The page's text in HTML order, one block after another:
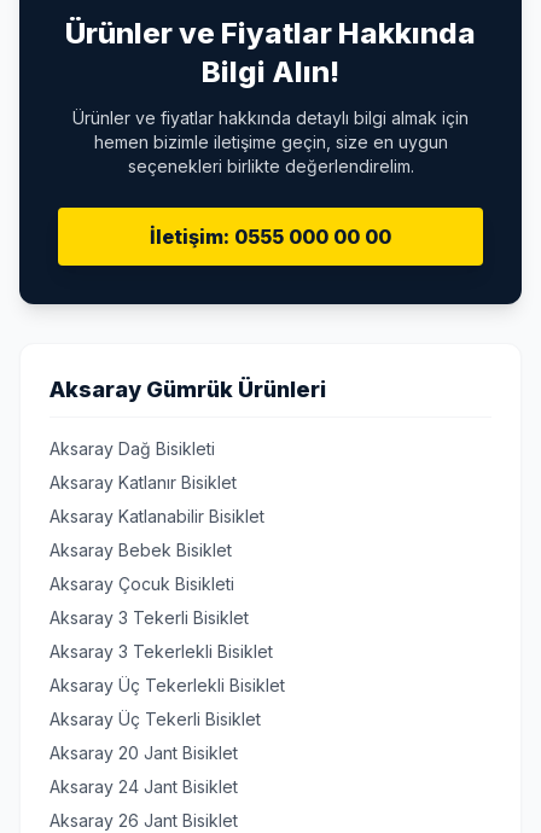
Ürünler ve Fiyatlar Hakkında
Bilgi Alın!
Ürünler ve fiyatlar hakkında detaylı bilgi almak için
hemen bizimle iletişime geçin, size en uygun
seçenekleri birlikte değerlendirelim.
İletişim: 0555 000 00 00
Aksaray Gümrük Ürünleri
Aksaray Dağ Bisikleti
Aksaray Katlanır Bisiklet
Aksaray Katlanabilir Bisiklet
Aksaray Bebek Bisiklet
Aksaray Çocuk Bisikleti
Aksaray 3 Tekerli Bisiklet
Aksaray 3 Tekerlekli Bisiklet
Aksaray Üç Tekerlekli Bisiklet
Aksaray Üç Tekerli Bisiklet
Aksaray 20 Jant Bisiklet
Aksaray 24 Jant Bisiklet
Aksaray 26 Jant Bisiklet